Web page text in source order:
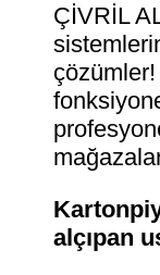
ÇİVRİL
çözümler!
alçıpan